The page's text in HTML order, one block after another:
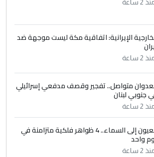
2 ساعة
الإيرانية: اتفاقية مكة ليست موجهة ضد
2 ساعة
متواصل.. تفجير وقصف مدفعي إسرائيلي
جنوبي لبنان
2 ساعة
العيون إلى السماء.. 4 ظواهر فلكية متزامنة في
واحد
2 ساعة